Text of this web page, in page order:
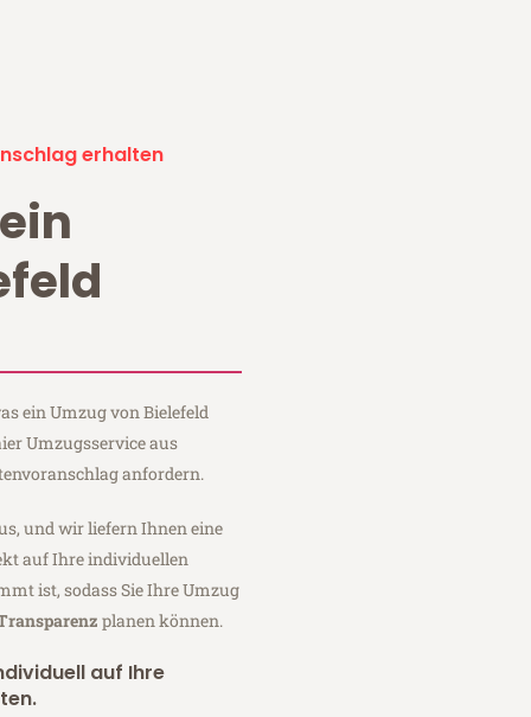
erhalten
ein Umzug von Bielefeld
Umzugsservice aus
anfordern.
und wir liefern Ihnen eine
auf Ihre individuellen
ist, sodass Sie Ihre Umzug
planen können.
auf Ihre